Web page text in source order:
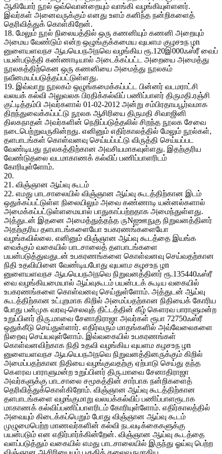
ஆகியோர் நூல் ஒவ்வொன்றையும் வாங்கி வழங்கியுள்ளனர்.
இவர்கள் அனைவருக்கும் எனது உளம் கனிந்த நன்றிகளைத்
தெரிவித்துக் கொள்கிறேன்.
18. மேலும் நூல் நிலையத்தில் ஒரு கணனியும் கணனி அறையும்
அமைய வேண்டும் என்ற ஒழுங்குக்கமைய வுயளம குழசஉந ழn
னுளையளவநச ஆயயெபநஅநவெ வழங்கிய ரூ.120இ000ஃஸ்ரீ வைப்
பயன்படுத்தி கண்ணாடியால் அடைக்கப்பட்ட அறையை அமைத்து
நூலகத்திற்கென ஒரு கணனியை அமைத்து நூலகம்
நவீனமயப்படுத்தப்பட்டுள்ளது.
19. இவ்வாறு நூலகம் ஒழுங்கமைக்கப்பட்ட பின்னர் வடமராட்சி
வலயக் கல்வி அலுவலக பிரதிக்கல்விப் பணிப்பாளர் திருமதி.ரஞ்சி
குட்டித்தம்பி அவர்களால் 01-02-2012 அன்று சம்பிரதாயபூர்வமாக
திறந்துவைக்கப்பட்டு நூலக ஆசிரியை திருமதி சிவாஜினி
திலகநாதன் அவர்களின் நெறிப்படுத்தலில் சிறந்த நூலக சேவை
நடைபெற்றுவருகின்றது. எனினும் எதிர்காலத்தில் மேலும் நூல்கள்,
தளபாடங்கள் கொள்வனவு செய்யப்பட்டு விருத்தி செய்யப்பட
வேண்டியது நூலகத்திற்கான அவசியமாகவுள்ளது. இதற்குரிய
வேண்டுதலை வடமாகாணக் கல்விப் பணிப்பாளரிடம்
கோரியுள்ளோம்.
20.
21. விஞ்ஞான ஆய்வு கூடம்
22. எமது பாடசாலையில் விஞ்ஞான ஆய்வு கூடத்திற்கான இடம்
ஒதுக்கப்பட்டுள்ள நிலையிலும் அவை கண்ணாடி யன்னல்களால்
அமைக்கப்பட்டுள்ளமையால் பாதுகாப்பற்றதாக அமைந்துள்ளது.
அத்துடன் இதனை அமைத்துத்தந்த ருNஐஊநுகு நிறுவனத்தினர்
அதற்குரிய தளபாடங்களையோ உபகரணங்களையோ
வழங்கவில்லை. எனினும் விஞ்ஞான ஆய்வு கூடத்தை இயங்க
வைக்கும் வகையில் பாடசாலைத் தளபாடங்களை
பயன்படுத்துவதுடன் உபகரணங்களை கொள்வனவு செய்வதற்கான
நிதி உதவியினை வேண்டியபோது வுயளம கழசஉந ழn
னுளையளவநச ஆயயெபநஅநவெ நிறுவனத்தினர் ரூ.135440ஃஸ்ரீ
வை வழங்கியமையால் ஆய்வுகூடம் பயன்படக் கூடிய வகையில்
உபகரணங்களை கொள்வனவு செய்துள்ளோம். அத்துடன் ஆய்வு
கூடத்திற்கான உட்புறமாக கிறில் அமைப்பதற்கான நிதியைக் கோரிய
போது பன்முக வரவு-செலவுத் திட்டத்தின் கீழ் கௌரவ பாராளுமன்ற
உறுப்பினர் திரு.மாவை சேனாதிராஜா அவர்கள் ரூபா 72750ஃஸ்ரீ
ஒதுக்கீடு செய்துள்ளார். எதிர்வரும் மாதங்களில் அவ்வேலைகளை
நிறைவு செய்யவுள்ளோம். இவ்வகையில் உபகரணங்கள்
கொள்வனவிற்காக நிதி உதவி வழங்கிய வுயளம கழசஉந ழn
னுளையளவநச ஆயயெபநஅநவெ நிறுவனத்தினருக்கும் கிறில்
அமைப்பதற்கான நிதியை வழங்குவதற்கு ஏற்பாடு செய்து தந்த
கௌரவ பாராளுமன்ற உறுப்பினர் திரு.மாவை சேனாதிராஜா
அவர்களுக்கு பாடசாலை சமூகத்தின் சார்பாக நன்றிகளைத்
தெரிவித்துக்கொள்கிறோம். விஞ்ஞான ஆய்வு கூடத்திற்கான
தளபாடங்களை வழங்குமாறு வலயக்கல்விப் பணிப்பாளரூடாக
மாகாணக் கல்விப்பணிப்பாளரிடம் கோரியுள்ளோம். எதிர்காலத்தில்
அவையும் கிடைக்கப்பெறும் போது விஞ்ஞான ஆய்வு கூடம்
முழுமைபெற்ற மாணவர்களின் கல்வி நடவடிக்கைகளுக்கு
பயன்படும் என எதிர்பார்க்கின்றேன். விஞ்ஞான ஆய்வு கூடத்தை
வளப்படுத்தும் வகையில் எமது பாடசாலையில் இருந்து ஓய்வு பெற்ற
விஞ்ஞான ஆசிரியையும் பகுதித் தலைவருமாகிய